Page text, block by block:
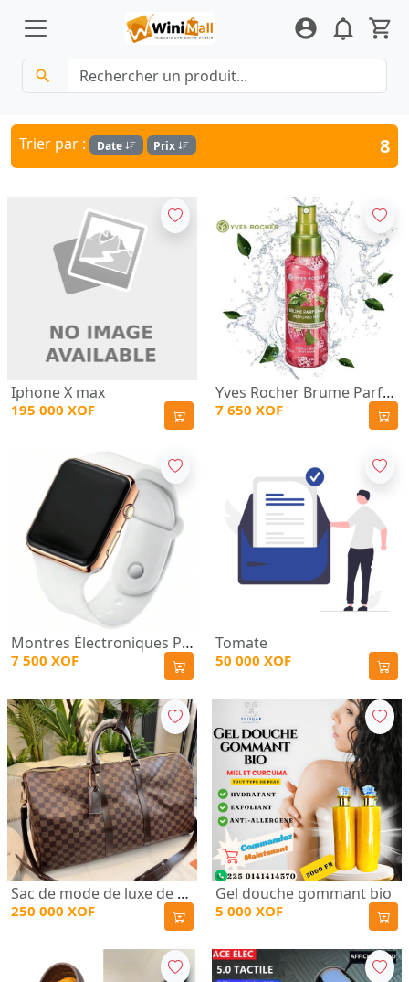
Trier par : Date Prix 8
Iphone X max
195 000 XOF
Yves Rocher Brume Parfumée Corps & Cheveux Framboise Menthe Poivrée
7 650 XOF
Montres Électroniques Pour Couple Unisexe Avec Affichage De L'heure Et De La Date
7 500 XOF
Tomate
50 000 XOF
Sac de mode de luxe de marque GUCCI (SAC DE LUXE Gucci (Original avec tous les documents et accessoires)
250 000 XOF
Gel douche gommant bio
5 000 XOF